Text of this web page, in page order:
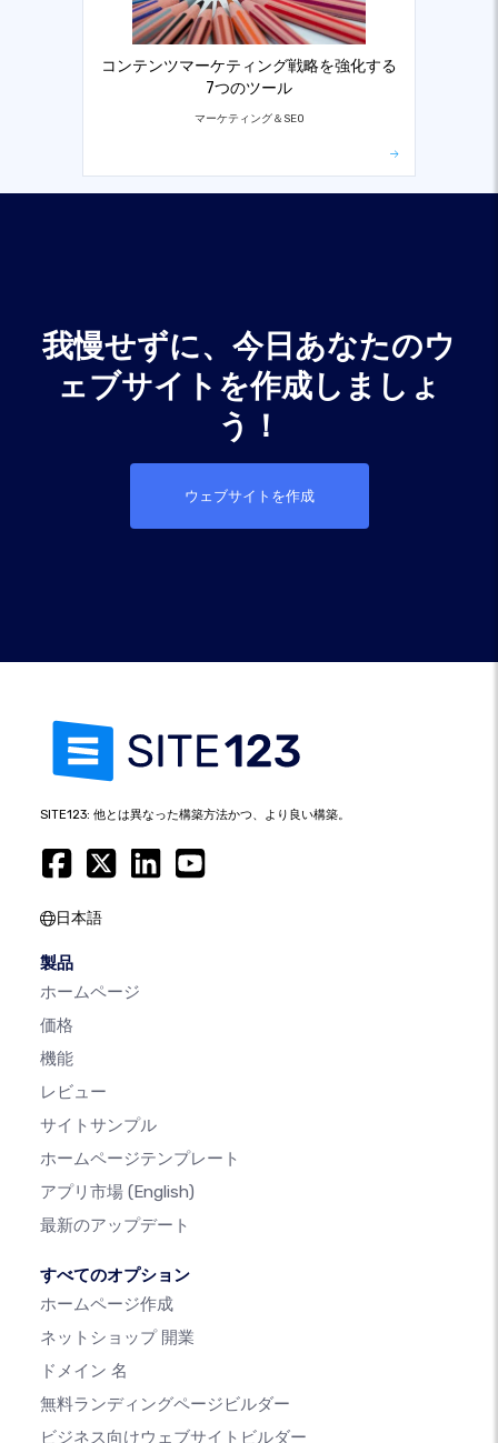
コンテンツマーケティング戦略を強化する
7つのツール
マーケティング＆SEO
我慢せずに、今日あなたのウ
ェブサイトを作成しましょ
う！
ウェブサイトを作成
SITE123: 他とは異なった構築方法かつ、より良い構築。
日本語
製品
ホームページ
価格
機能
レビュー
サイトサンプル
ホームページテンプレート
アプリ市場 (English)
最新のアップデート
すべてのオプション
ホームページ作成
ネットショップ 開業
ドメイン 名
無料ランディングページビルダー
ビジネス向けウェブサイトビルダー